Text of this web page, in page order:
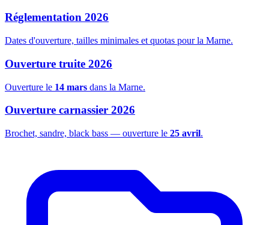
Réglementation 2026
Dates d'ouverture, tailles minimales et quotas pour la Marne.
Ouverture truite 2026
Ouverture le 14 mars dans la Marne.
Ouverture carnassier 2026
Brochet, sandre, black bass — ouverture le 25 avril.